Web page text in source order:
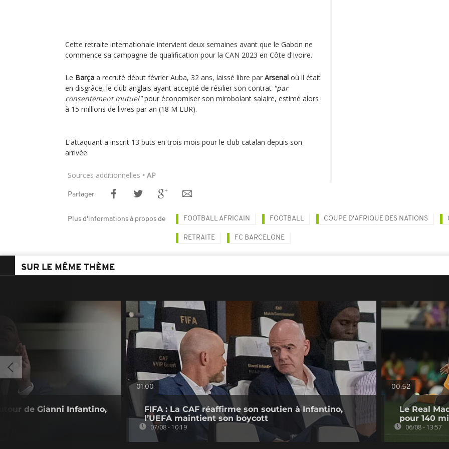
Cette retraite internationale intervient deux semaines avant que le Gabon ne
commence sa campagne de qualification pour la CAN 2023 en Côte d'Ivoire.
Le Barça a recruté début février Auba, 32 ans, laissé libre par Arsenal où il était
en disgrâce, le club anglais ayant accepté de résilier son contrat "par
consentement mutuel"pour économiser son mirobolant salaire, estimé alors
à 15 millions de livres par an (18 M EUR).
L'attaquant a inscrit 13 buts en trois mois pour le club catalan depuis son
arrivée.
Sources additionnelles • AP
Partager
Plus d'informations à propos de FOOTBALL AFRICAIN FOOTBALL COUPE D'AFRIQUE DES NATIONS
RETRAITE FC BARCELONE
SUR LE MÊME THÈME
de Gianni Infantino,
01:00
FIFA : La CAF réaffirme son soutien à Infantino,
l’UEFA maintient son boycott
07/08 - 10:19
00:52
Le Real
pour 140
06/08 - 13:57